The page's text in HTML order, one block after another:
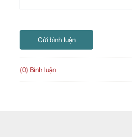
Gửi bình luận
(0) Bình luận